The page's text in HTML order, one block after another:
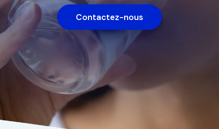
Contactez-nous